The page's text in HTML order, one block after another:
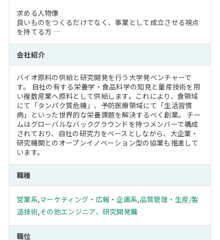
求める人物像
良いものをつくるだけでなく、事業として成立させる視点
を持てる方 …
会社紹介
バイオ原料の供給と研究開発を行う大学発ベンチャーで
す。 自社の有する栄養学・食品科学の知見と量産技術を用
い複数産業へ原料として供給します。これにより、食領域
にて「タンパク質危機」、予防医療領域にて「生活習慣
病」といった世界的な栄養課題を解決するべく創業。 チー
ムはグローバルなバックグラウンドを持つメンバーで構成
されており、自社の研究力をベースとしながら、大企業・
研究機関とのオープンイノベーション型の協業も推進して
います。
職種
営業系,マーケティング・広報・企画系,品質管理・生産/製
造技術,その他エンジニア、研究開発職
職位